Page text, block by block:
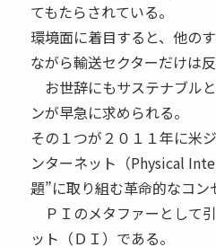
てもたらされている。
環境面に着目すると、他の
ながら輸送セクターだけは
お世辞にもサステナブル
ンが早急に求められる。
その１つが２０１１年に米
ンターネット（Physical
題”に取り組む革命的なコン
ＰＩのメタファーとして
ット（ＤＩ）である。